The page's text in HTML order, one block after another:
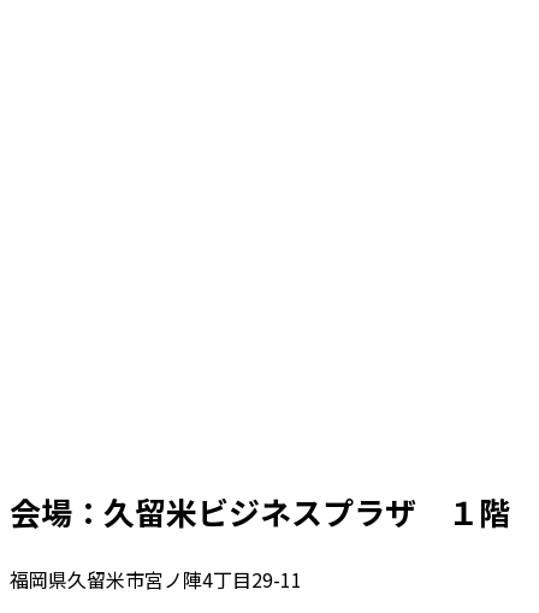
会場：久留米ビジネスプラザ １階
福岡県久留米市宮ノ陣4丁目29-11